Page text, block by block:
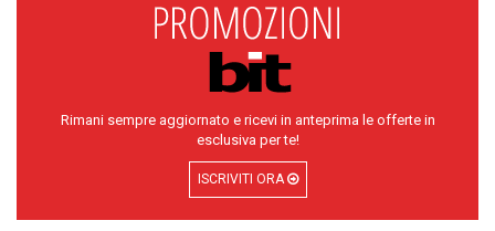
Rimani sempre aggiornato e ricevi in anteprima le offerte in
esclusiva per te!
ISCRIVITI ORA